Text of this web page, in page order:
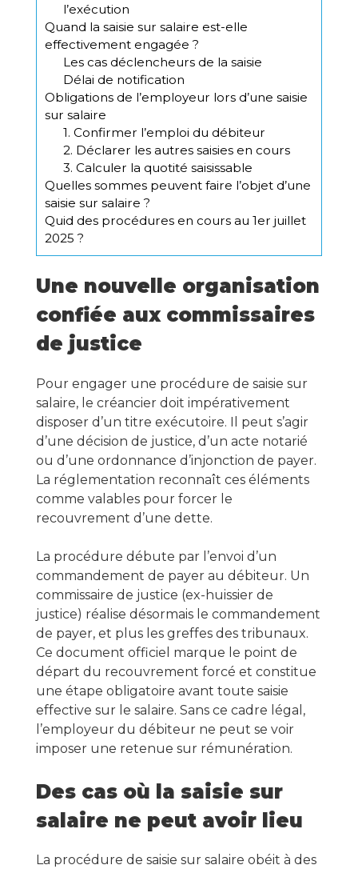
l’exécution
Quand la saisie sur salaire est-elle
effectivement engagée ?
Les cas déclencheurs de la saisie
Délai de notification
Obligations de l’employeur lors d’une saisie
sur salaire
1. Confirmer l’emploi du débiteur
2. Déclarer les autres saisies en cours
3. Calculer la quotité saisissable
Quelles sommes peuvent faire l’objet d’une
saisie sur salaire ?
Quid des procédures en cours au 1er juillet
2025 ?
Une nouvelle organisation
confiée aux commissaires
de justice
Pour engager une procédure de saisie sur
salaire, le créancier doit impérativement
disposer d’un titre exécutoire. Il peut s’agir
d’une décision de justice, d’un acte notarié
ou d’une ordonnance d’injonction de payer.
La réglementation reconnaît ces éléments
comme valables pour forcer le
recouvrement d’une dette.
La procédure débute par l’envoi d’un
commandement de payer au débiteur. Un
commissaire de justice (ex-huissier de
justice) réalise désormais le commandement
de payer, et plus les greffes des tribunaux.
Ce document officiel marque le point de
départ du recouvrement forcé et constitue
une étape obligatoire avant toute saisie
effective sur le salaire. Sans ce cadre légal,
l’employeur du débiteur ne peut se voir
imposer une retenue sur rémunération.
Des cas où la saisie sur
salaire ne peut avoir lieu
La procédure de saisie sur salaire obéit à des